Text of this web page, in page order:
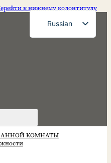
к нижнему колонтитулу
Russian
English
Korean
КОМНАТЫ